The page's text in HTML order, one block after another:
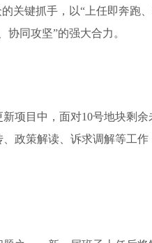
键抓手，以“上任即奔跑
同攻坚”的强大合力。
目中，面对10号地块剩余
政策解读、诉求调解等工作